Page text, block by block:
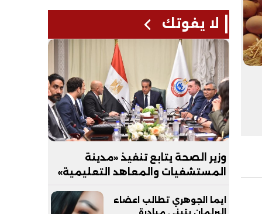
لا يفوتك
وزير الصحة يتابع تنفيذ «مدينة
المستشفيات والمعاهد التعليمية»
بالعاصمة الجديدة
ايما الجوهري تطالب اعضاء